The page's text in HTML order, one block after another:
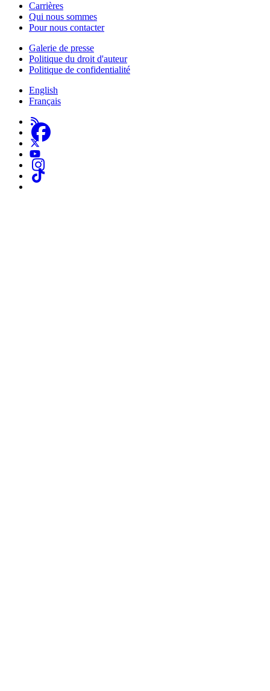
Footer
This
Site
Carrières
Qui nous sommes
Pour nous contacter
Footer
About
Galerie de presse
Politique du droit d'auteur
Politique de confidentialité
English
Français